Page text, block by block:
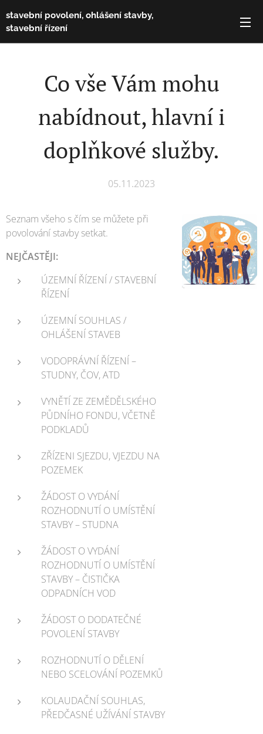
stavební povolení, ohlášení stavby,
stavební řízení
Co vše Vám mohu
nabídnout, hlavní i
doplňkové služby.
05.11.2023
Seznam všeho s čím se můžete při
povolování stavby setkat.
NEJČASTĚJI:
ÚZEMNÍ ŘÍZENÍ / STAVEBNÍ
ŘÍZENÍ
ÚZEMNÍ SOUHLAS /
OHLÁŠENÍ STAVEB
VODOPRÁVNÍ ŘÍZENÍ –
STUDNY, ČOV, ATD
VYNĚTÍ ZE ZEMĚDĚLSKÉHO
PŮDNÍHO FONDU, VČETNĚ
PODKLADŮ
ZŘÍZENI SJEZDU, VJEZDU NA
POZEMEK
ŽÁDOST O VYDÁNÍ
ROZHODNUTÍ O UMÍSTĚNÍ
STAVBY – STUDNA
ŽÁDOST O VYDÁNÍ
ROZHODNUTÍ O UMÍSTĚNÍ
STAVBY – ČISTIČKA
ODPADNÍCH VOD
ŽÁDOST O DODATEČNÉ
POVOLENÍ STAVBY
ROZHODNUTÍ O DĚLENÍ
NEBO SCELOVÁNÍ POZEMKŮ
KOLAUDAČNÍ SOUHLAS,
PŘEDČASNÉ UŽÍVÁNÍ STAVBY